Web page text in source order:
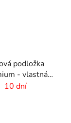
podložka
- vlastná
225 x 830 mm
10 dní